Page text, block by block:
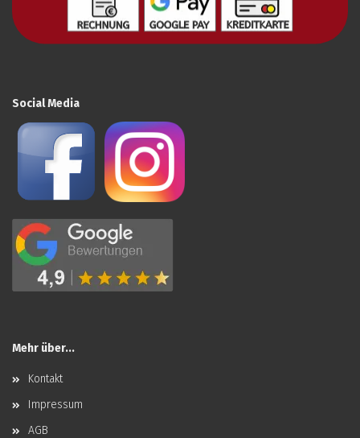
Social Media
Mehr über...
Kontakt
Impressum
AGB